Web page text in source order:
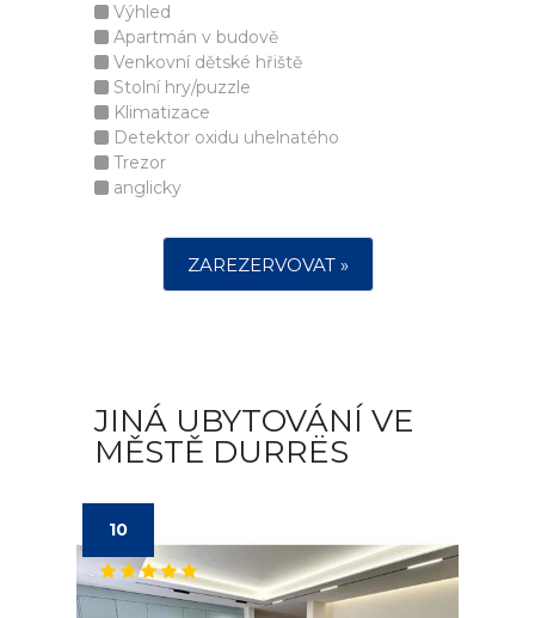
Výhled
Apartmán v budově
Venkovní dětské hřiště
Stolní hry/puzzle
Klimatizace
Detektor oxidu uhelnatého
Trezor
anglicky
ZAREZERVOVAT »
JINÁ UBYTOVÁNÍ VE
MĚSTĚ DURRËS
10